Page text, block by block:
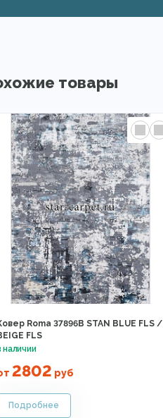
товары
Roma 37896B STAN BLUE FLS /
FLS
2802 руб